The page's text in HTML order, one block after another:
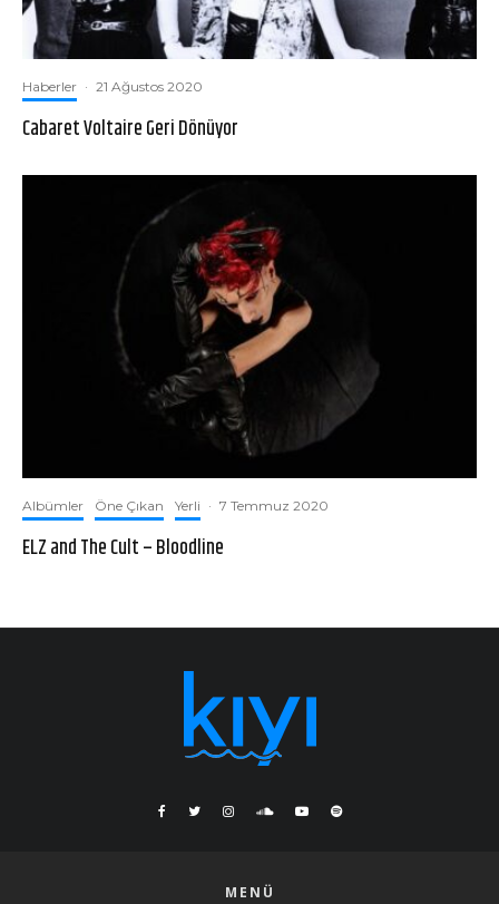
Haberler · 21 Ağustos 2020
Cabaret Voltaire Geri Dönüyor
Albümler Öne Çıkan Yerli · 7 Temmuz 2020
ELZ and The Cult – Bloodline
MENÜ